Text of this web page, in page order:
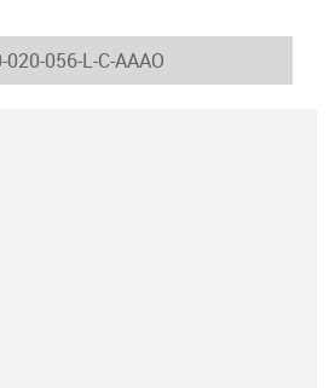
dot
020-056-L-C-AAAO